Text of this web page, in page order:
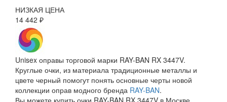
НИЗКАЯ ЦЕНА
14 442 ₽
Unisex оправы торговой марки RAY-BAN RX 3447V.
Круглые очки, из материала традиционные металлы и
цвете черный помогут понять основные черты новой
коллекции оправ модного бренда RAY-BAN.
Вы можете купить очки RAY-BAN RX 3447V в Москве,